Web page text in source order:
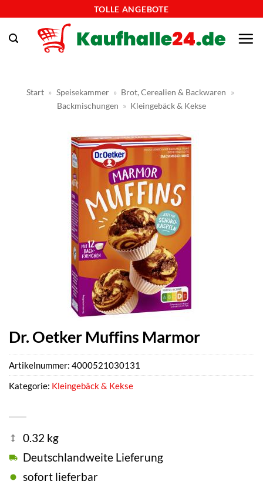
springen
TOLLE ANGEBOTE
Start » Speisekammer » Brot, Cerealien & Backwaren »
Backmischungen » Kleingebäck & Kekse
Dr. Oetker Muffins Marmor
0.32 kg
Deutschlandweite Lieferung
sofort lieferbar
Artikelnummer: 4000521030131
Kategorie: Kleingebäck & Kekse